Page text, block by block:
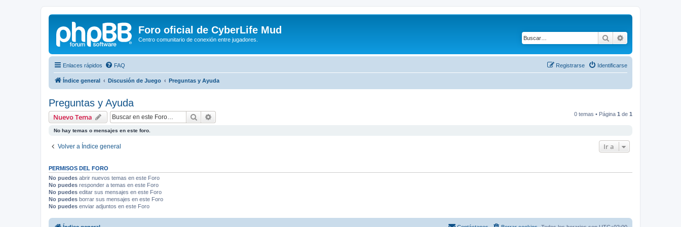
Foro oficial de CyberLife Mud
Centro comunitario de conexión entre jugadores. Buscar
Enlaces rápidos FAQ Identificarse
Registrarse
Índice general Discusión de Juego Preguntas y Ayuda
Preguntas y Ayuda
Nuevo Tema Buscar 0 temas • Página 1 de 1
No hay temas o mensajes en este foro.
Volver a Índice general Ir a
PERMISOS DEL FORO
No puedes abrir nuevos temas en este Foro
No puedes responder a temas en este Foro
No puedes editar sus mensajes en este Foro
No puedes borrar sus mensajes en este Foro
No puedes enviar adjuntos en este Foro